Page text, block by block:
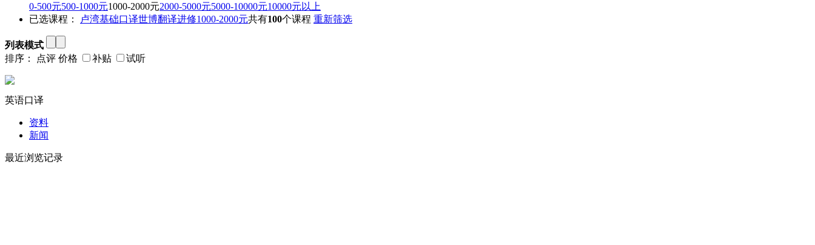
0-500元500-1000元1000-2000元2000-5000元5000-10000元10000元以上
已选课程：
卢湾基础口译世博翻译进修1000-2000元共有100个课程 重新筛选
列表模式
排序：
点评 价格 补贴 试听
英语口译
资料
新闻
最近浏览记录